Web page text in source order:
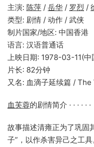
主演: 陈萍 / 岳华 / 罗烈 /
类型: 剧情 / 动作 / 武侠
制片国家/地区: 中国香港
语言: 汉语普通话
上映日期: 1978-03-11(中
片长: 82分钟
又名: 血滴子延续篇 /
血芙蓉的剧情简介 · · · · · ·
故事描述清雍正为了巩固
子”，以作杀害异己之工